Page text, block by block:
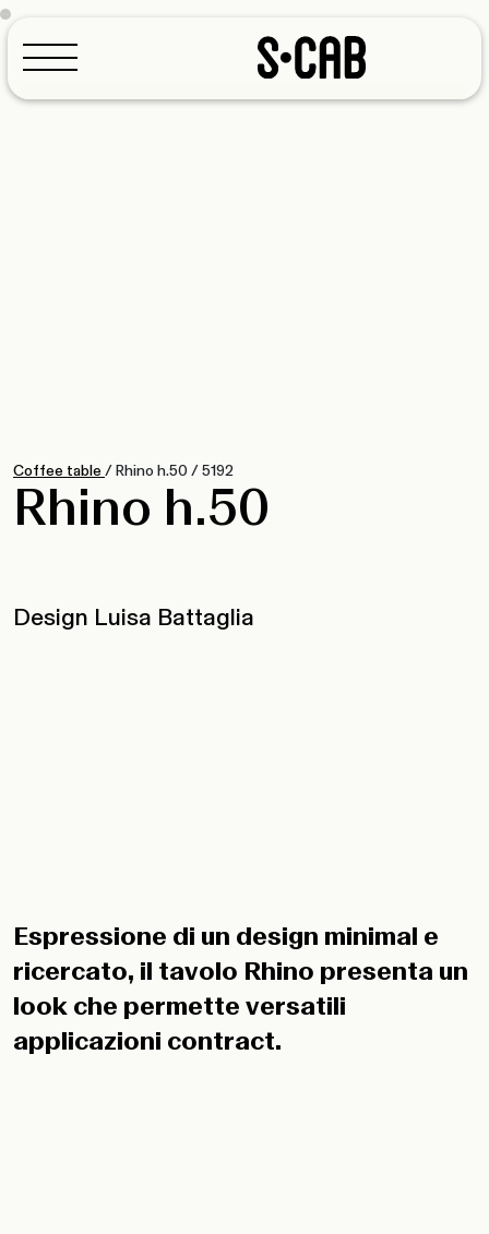
Coffee table /Rhino h.50 /5192
Rhino h.50
Design Luisa Battaglia
Espressione di un design minimal e
ricercato, il tavolo Rhino presenta un
look che permette versatili
applicazioni contract.